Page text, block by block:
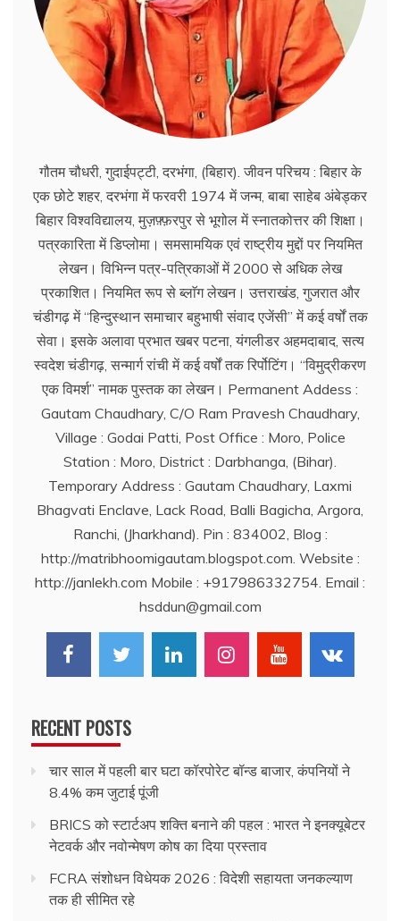
गौतम चौधरी, गुदाईपट्टी, दरभंगा, (बिहार). जीवन परिचय : बिहार के
एक छोटे शहर, दरभंगा में फरवरी 1974 में जन्म, बाबा साहेब अंबेड्कर
बिहार विश्वविद्यालय, मुज़फ़्फ़रपुर से भूगोल में स्नातकोत्तर की शिक्षा।
पत्रकारिता में डिप्लोमा। समसामयिक एवं राष्ट्रीय मुद्दों पर नियमित
लेखन। विभिन्न पत्र-पत्रिकाओं में 2000 से अधिक लेख
प्रकाशित। नियमित रूप से ब्लाॅग लेखन। उत्तराखंड, गुजरात और
चंडीगढ़ में ‘‘हिन्दुस्थान समाचार बहुभाषी संवाद एजेंसी’’ में कई वर्षों तक
सेवा। इसके अलावा प्रभात खबर पटना, यंगलीडर अहमदाबाद, सत्य
स्वदेश चंडीगढ़, सन्मार्ग रांची में कई वर्षों तक रिर्पोटिंग। ‘‘विमुद्रीकरण
एक विमर्श’’ नामक पुस्तक का लेखन। Permanent Addess :
Gautam Chaudhary, C/O Ram Pravesh Chaudhary,
Village : Godai Patti, Post Office : Moro, Police
Station : Moro, District : Darbhanga, (Bihar).
Temporary Address : Gautam Chaudhary, Laxmi
Bhagvati Enclave, Lack Road, Balli Bagicha, Argora,
Ranchi, (Jharkhand). Pin : 834002, Blog :
http://matribhoomigautam.blogspot.com. Website :
http://janlekh.com Mobile : +917986332754. Email :
hsddun@gmail.com
RECENT POSTS
चार साल में पहली बार घटा कॉरपोरेट बॉन्ड बाजार, कंपनियों ने
8.4% कम जुटाई पूंजी
BRICS को स्टार्टअप शक्ति बनाने की पहल : भारत ने इनक्यूबेटर
नेटवर्क और नवोन्मेषण कोष का दिया प्रस्ताव
FCRA संशोधन विधेयक 2026 : विदेशी सहायता जनकल्याण
तक ही सीमित रहे